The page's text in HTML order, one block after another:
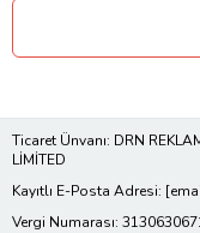
Ticaret Ünvanı: DRN
LİMİTED
Kayıtlı E-Posta Adresi:
Vergi Numarası: